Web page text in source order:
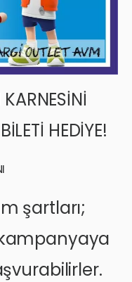
HEDİYE!
şartları;